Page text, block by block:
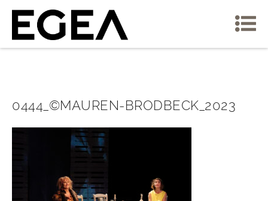
0444_©MAUREN-BRODBECK_2023